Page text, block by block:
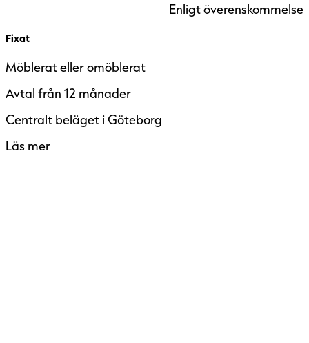
Enligt överenskommelse
Fixat
Möblerat eller omöblerat
Avtal från 12 månader
Centralt beläget i Göteborg
Läs mer